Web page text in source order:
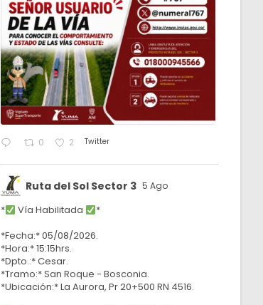
0 2 Twitter
Ruta del Sol Sector 3 5 Ago
* Vía Habilitada
*
*Fecha:* 05/08/2026.
*Hora:* 15:15hrs.
*Dpto.:* Cesar.
*Tramo:* San Roque - Bosconia.
*Ubicación:* La Aurora, Pr 20+500 RN 4516.